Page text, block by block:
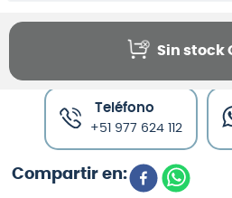
Sin stock
Canales de venta y
Teléfono
+51 977 624 112